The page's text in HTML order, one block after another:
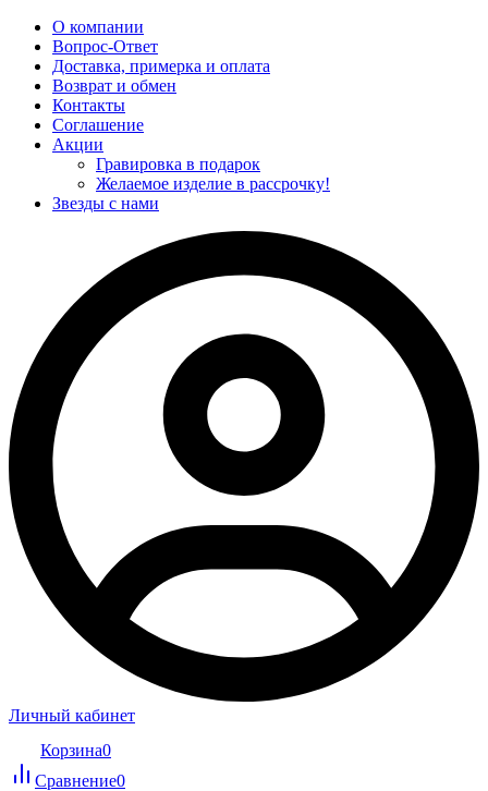
О компании
Вопрос-Ответ
Доставка, примерка и оплата
Возврат и обмен
Контакты
Соглашение
Акции
Гравировка в подарок
Желаемое изделие в рассрочку!
Звезды с нами
Личный кабинет
Корзина0
Сравнение0